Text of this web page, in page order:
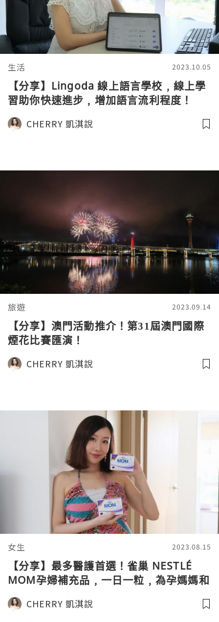
生活 2023.10.05
【分享】Lingoda 線上語言學校﹐線上學
習助你快速進步﹐增加語言流利程度！
CHERRY 凱淇說
旅遊 2023.09.14
【分享】澳門活動推介！第31屆澳門國際
煙花比賽匯演！
CHERRY 凱淇說
女生 2023.08.15
【分享】最多醫護首選！雀巢 NESTLÉ
MOM孕婦補充品﹐一日一粒﹐為孕媽媽和
寶寶提供全面營養。
CHERRY 凱淇說